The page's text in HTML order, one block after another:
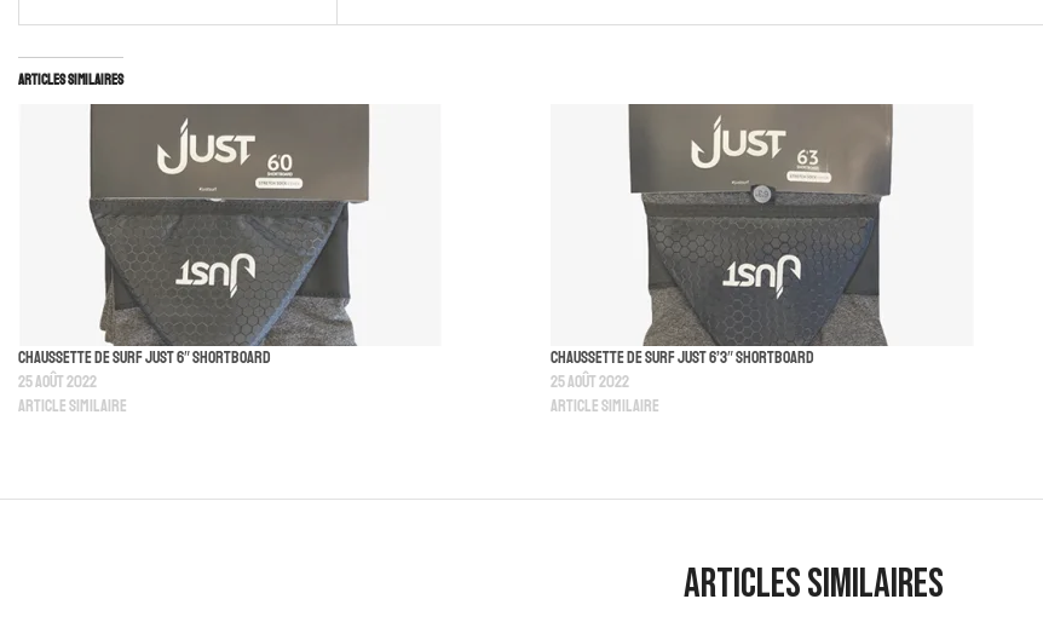
Articles similaires
Chaussette De Surf Just 6″ Shortboard
25 août 2022
Article similaire
Chaussette De Surf Just 6’3″ Shortboard
25 août 2022
Article similaire
Articles similaires